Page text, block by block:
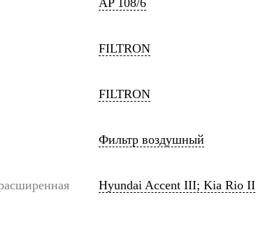
AP 108/6
FILTRON
FILTRON
Фильтр воздушный
Hyundai Accent III; Kia Rio II